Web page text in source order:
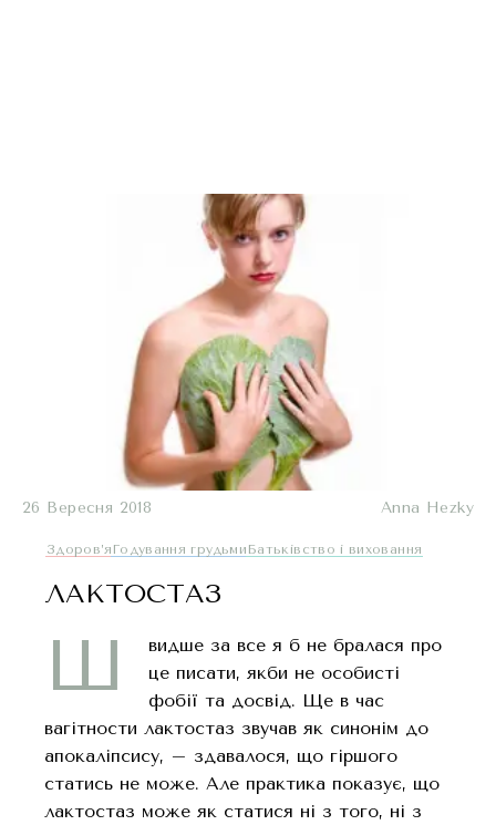
26 Вересня 2018 Anna Hezky
Здоров’я Годування грудьми Батьківство і виховання
ЛАКТОСТАЗ
Ш
видше за все я б не бралася про
це писати, якби не особисті
фобії та досвід. Ще в час
вагітности лактостаз звучав як синонім до
апокаліпсису, – здавалося, що гіршого
статись не може. Але практика показує, що
лактостаз може як статися ні з того, ні з